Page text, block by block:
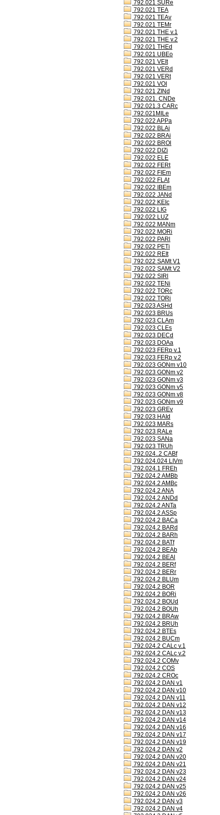
792.021 SURe
792.021 TEA
792.021 TEAv
792.021 TEMr
792.021 THE v.1
792.021 THE v.2
792.021 THEd
792.021 UBEo
792.021 VEIt
792.021 VERd
792.021 VERt
792.021 VOI
792.021 ZINd
792.021. CNDe
792.021.3 CARc
792.021MILe
792.022 APPa
792.022 BLAi
792.022 BRAi
792.022 BROl
792.022 DIZi
792.022 ELE
792.022 FERt
792.022 FIEm
792.022 FLAt
792.022 IBEm
792.022 JANd
792.022 KEIc
792.022 LIG
792.022 LUZ
792.022 MANm
792.022 MORi
792.022 PARl
792.022 PETi
792.022 REIt
792.022 SAMt V1
792.022 SAMt V2
792.022 SIRl
792.022 TENi
792.022 TORc
792.022 TORi
792.023 ASHd
792.023 BRUs
792.023 CLAm
792.023 CLEs
792.023 DECd
792.023 DOAa
792.023 FERp v.1
792.023 FERp v.2
792.023 GONm v10
792.023 GONm v2
792.023 GONm v3
792.023 GONm v5
792.023 GONm v8
792.023 GONm v9
792.023 GREv
792.023 HAId
792.023 MARs
792.023 RALe
792.023 SANa
792.023 TRUh
792.024..2 CABf
792.024.024 LIVm
792.024.1 FREh
792.024.2 AMBb
792.024.2 AMBc
792.024.2 ANA
792.024.2 ANDd
792.024.2 ANTa
792.024.2 ASSp
792.024.2 BACa
792.024.2 BARd
792.024.2 BARh
792.024.2 BATf
792.024.2 BEAb
792.024.2 BEAl
792.024.2 BERf
792.024.2 BERr
792.024.2 BLUm
792.024.2 BOR
792.024.2 BORi
792.024.2 BOUd
792.024.2 BOUh
792.024.2 BRAw
792.024.2 BRUh
792.024.2 BTEs
792.024.2 BUCm
792.024.2 CALc v.1
792.024.2 CALc v.2
792.024.2 COMv
792.024.2 COS
792.024.2 CROc
792.024.2 DAN v1
792.024.2 DAN v10
792.024.2 DAN v11
792.024.2 DAN v12
792.024.2 DAN v13
792.024.2 DAN v14
792.024.2 DAN v16
792.024.2 DAN v17
792.024.2 DAN v19
792.024.2 DAN v2
792.024.2 DAN v20
792.024.2 DAN v21
792.024.2 DAN v23
792.024.2 DAN v24
792.024.2 DAN v25
792.024.2 DAN v26
792.024.2 DAN v3
792.024.2 DAN v4